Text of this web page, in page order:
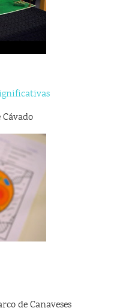
de Canaveses